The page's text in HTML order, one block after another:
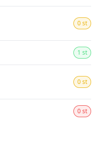
0 st
1 st
0 st
0 st